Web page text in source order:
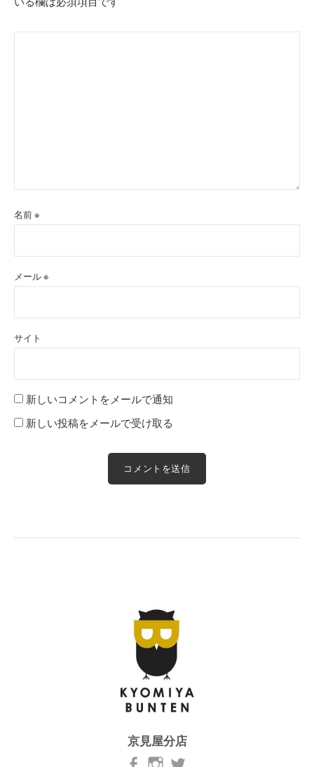
名前※
メール※
サイト
新しいコメントをメールで通知
新しい投稿をメールで受け取る
京見屋分店